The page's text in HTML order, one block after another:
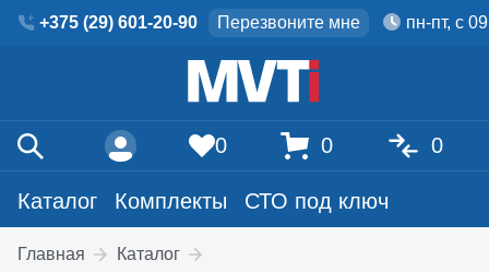
+375 (29) 601-20-90 Перезвоните мне пн-пт, с
Каталог Комплекты СТО под ключ
0 0 0
Главная
Каталог